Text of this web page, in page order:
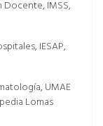
Mediante
del estilo
los
sin necesidad
está
IMSS,
IESAP,
UMAE
Lomas